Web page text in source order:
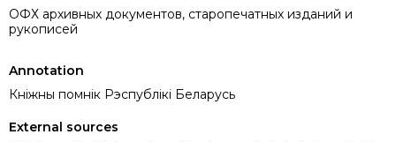
ОФХ архивных документов, старопечатных изданий и
рукописей
Annotation
Кніжны помнік Рэспублікі Беларусь
External sources